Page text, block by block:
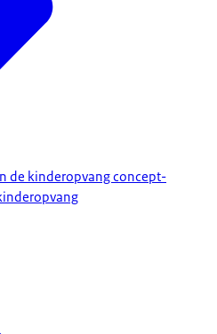
de kinderopvang concept-